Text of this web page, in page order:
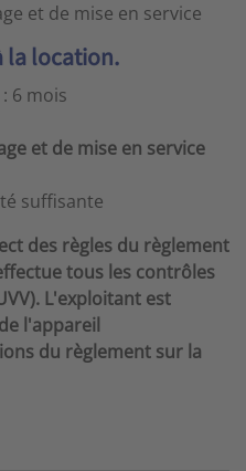
et de mise en service
la location.
6 mois
et de mise en service
suffisante
des règles du règlement
tous les contrôles
L'exploitant est
l'appareil
du règlement sur la